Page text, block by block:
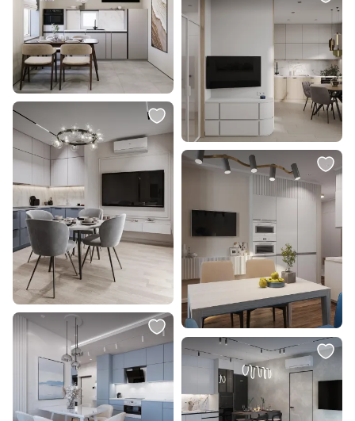
Кресло Bergenson Bjorn Wendy
серое BD-3012843
В корзину
Подвесной светодиодный
светильник Ambrella COMFORT
FL5274
В корзину
13 180 ₽ 11 990 ₽
Стул Bradex Home Bruno серый с
жаккардом BD-2177580
В корзину
Подвесной светильник Loft It
Infinite G9 40W 10155/800 Black
В корзину
44 990 ₽ 5 190 ₽